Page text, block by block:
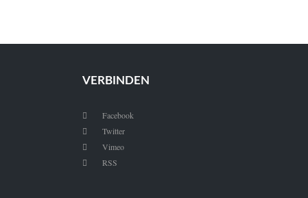
VERBINDEN
 Facebook
 Twitter
 Vimeo
 RSS